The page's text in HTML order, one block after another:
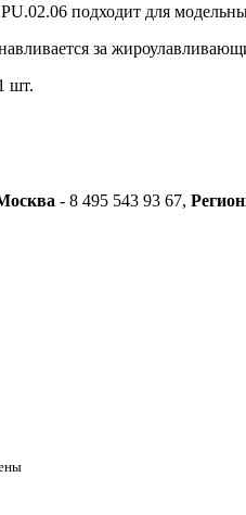
подходит для
за
шт.
- 8 495 543 93 67,